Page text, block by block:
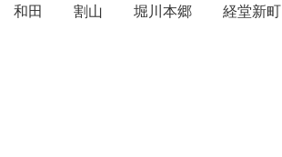
和田
割山 堀川本郷 経堂新町